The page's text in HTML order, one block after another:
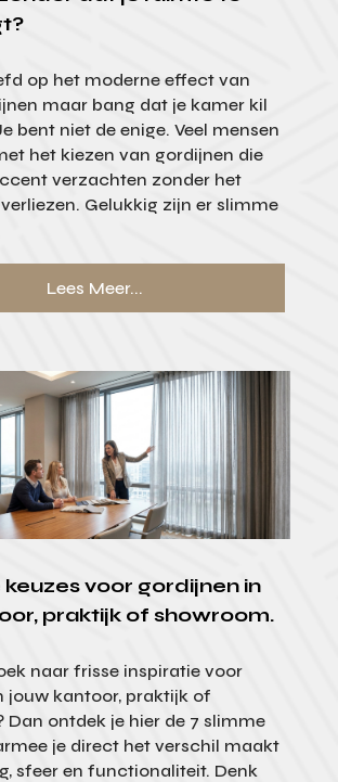
op het moderne effect van
maar bang dat je kamer kil
bent niet de enige. Veel mensen
het kiezen van gordijnen die
verzachten zonder het
Gelukkig zijn er slimme
Lees Meer...
keuzes voor gordijnen in
praktijk of showroom.
naar frisse inspiratie voor
jouw kantoor, praktijk of
Dan ontdek je hier de 7 slimme
je direct het verschil maakt
sfeer en functionaliteit. Denk